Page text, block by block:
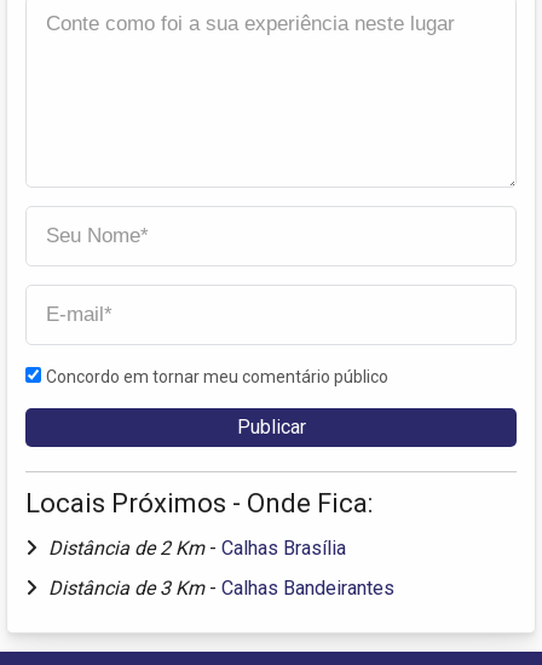
Concordo em tornar meu comentário público
Locais Próximos - Onde Fica:
Distância de 2 Km - Calhas Brasília
Distância de 3 Km - Calhas Bandeirantes